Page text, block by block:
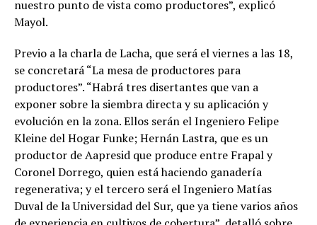
nuestro punto de vista como productores”, explicó
Mayol.
Previo a la charla de Lacha, que será el viernes a las 18,
se concretará “La mesa de productores para
productores”. “Habrá tres disertantes que van a
exponer sobre la siembra directa y su aplicación y
evolución en la zona. Ellos serán el Ingeniero Felipe
Kleine del Hogar Funke; Hernán Lastra, que es un
productor de Aapresid que produce entre Frapal y
Coronel Dorrego, quien está haciendo ganadería
regenerativa; y el tercero será el Ingeniero Matías
Duval de la Universidad del Sur, que ya tiene varios años